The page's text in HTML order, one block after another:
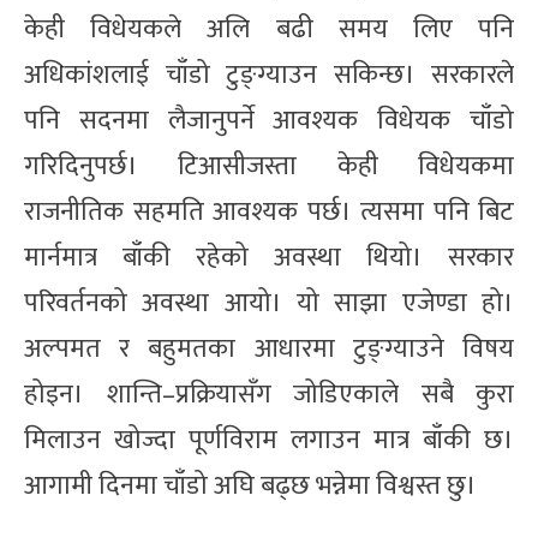
केही विधेयकले अलि बढी समय लिए पनि
अधिकांशलाई चाँडो टुङ्ग्याउन सकिन्छ। सरकारले
पनि सदनमा लैजानुपर्ने आवश्यक विधेयक चाँडो
गरिदिनुपर्छ। टिआसीजस्ता केही विधेयकमा
राजनीतिक सहमति आवश्यक पर्छ। त्यसमा पनि बिट
मार्नमात्र बाँकी रहेको अवस्था थियो। सरकार
परिवर्तनको अवस्था आयो। यो साझा एजेण्डा हो।
अल्पमत र बहुमतका आधारमा टुङ्ग्याउने विषय
होइन। शान्ति–प्रक्रियासँग जोडिएकाले सबै कुरा
मिलाउन खोज्दा पूर्णविराम लगाउन मात्र बाँकी छ।
आगामी दिनमा चाँडो अघि बढ्छ भन्नेमा विश्वस्त छु।